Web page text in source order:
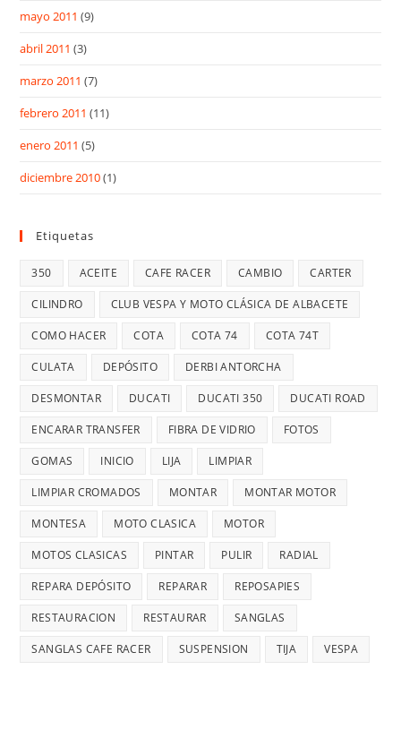
mayo 2011 (9)
abril 2011 (3)
marzo 2011 (7)
febrero 2011 (11)
enero 2011 (5)
diciembre 2010(1)
Etiquetas
350 ACEITE CAFE RACER CAMBIO CARTER
CILINDRO CLUB VESPA Y MOTO CLÁSICA DE ALBACETE
COMO HACER COTA COTA 74 COTA 74T
CULATA DEPÓSITO DERBI ANTORCHA
DESMONTAR DUCATI DUCATI 350 DUCATI ROAD
ENCARAR TRANSFER FIBRA DE VIDRIO FOTOS
GOMAS INICIO LIJA LIMPIAR
LIMPIAR CROMADOS MONTAR MONTAR MOTOR
MONTESA MOTO CLASICA MOTOR
MOTOS CLASICAS PINTAR PULIR RADIAL
REPARA DEPÓSITO REPARAR REPOSAPIES
RESTAURACION RESTAURAR SANGLAS
SANGLAS CAFE RACER SUSPENSION TIJA VESPA